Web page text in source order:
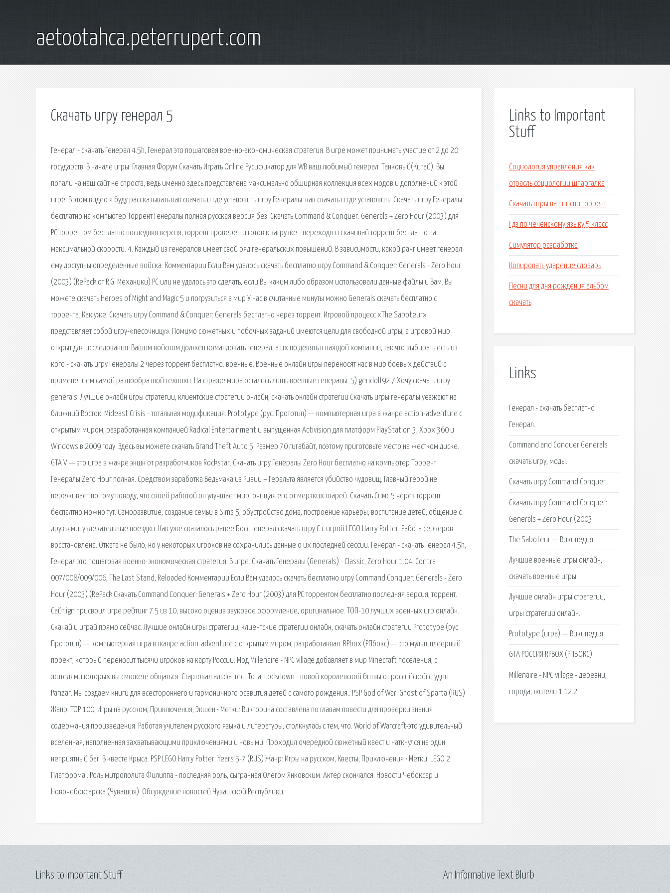
aetootahca.peterrupert.com
Скачать игру генерал 5
Генерал - скачать Генерал 4.5h, Генерал это пошаговая военно-экономическая стратегия. В игре может принимать участие от 2 до 20
государств. В начале игры. Главная Форум Скачать Играть Online Русификатор для WB ваш любимый генерал. Танковый(Китай). Вы
попали на наш сайт не спроста, ведь именно здесь представлена максимально обширная коллекция всех модов и дополнений к этой
игре. В этом видео я буду рассказывать как скачать и где установить игру Генералы. как скачать и где установить. Скачать игру Генералы
бесплатно на компьютер Торрент Генералы полная русская версия без. Скачать Command & Conquer: Generals + Zero Hour (2003) для
PC торрентом бесплатно последняя версия, торрент проверен и готов к загрузке - переходи и скачивай торрент бесплатно на
максимальной скорости. 4. Каждый из генералов имеет свой ряд генеральских повышений. В зависимости, какой ранг имеет генерал
ему доступны определённые войска. Комментарии Если Вам удалось скачать бесплатно игру Command & Conquer: Generals - Zero Hour
(2003) (RePack от R.G. Механики) PC или не удалось это сделать, если Вы каким либо образом использовали данные файлы и Вам. Вы
можете скачать Heroes of Might and Magic 5 и погрузиться в мир У нас в считанные минуты можно Generals скачать бесплатно с
торрента. Как уже. Скачать игру Command & Conquer: Generals бесплатно через торрент. Игровой процесс «The Saboteur»
представляет собой игру-«песочницу». Помимо сюжетных и побочных заданий имеются цели для свободной игры, а игровой мир
открыт для исследования. Вашим войском должен командовать генерал, а их по девять в каждой компании, так что выбирать есть из
кого - скачать игру Генералы 2 через торрент бесплатно. военные. Военные онлайн игры переносят нас в мир боевых действий с
применением самой разнообразной техники. На страже мира остались лишь военные генералы. 5) gendolf92 7 Хочу скачать игру
generals. Лучшие онлайн игры стратегии, клиентские стратегии онлайн, скачать онлайн стратегии Скачать игры генералы уезжают на
ближний Восток. Mideast Crisis - тотальная модификация. Prototype (рус. Прототип) — компьютерная игра в жанре action-adventure с
открытым миром, разработанная компанией Radical Entertainment и выпущенная Activision для платформ PlayStation 3, Xbox 360 и
Windows в 2009 году. Здесь вы можете скачать Grand Theft Auto 5. Размер 70 гигабайт, поэтому приготовьте место на жестком диске.
GTA V — это игра в жанре экшн от разработчиков Rockstar. Скачать игру Генералы Zero Hour бесплатно на компьютер Торрент
Генералы Zero Hour полная. Средством заработка Ведьмака из Ривии – Геральта является убийство чудовищ. Главный герой не
переживает по тому поводу, что своей работой он улучшает мир, очищая его от мерзких тварей. Скачать Симс 5 через торрент
беспалтно можно тут. Саморазвитие, создание семьи в Sims 5, обустройство дома, построение карьеры, воспитание детей, общение с
друзьями, увлекательные поездки. Как уже сказалось ранее Босс генерал скачать игру C с игрой LEGO Harry Potter. Работа серверов
восстановлена. Отката не было, но у некоторых игроков не сохранились данные о их последней сессии. Генерал - скачать Генерал 4.5h,
Генерал это пошаговая военно-экономическая стратегия. В игре. Скачать Генералы (Generals) - Classic, Zero Hour 1.04, Contra
007/008/009/006, The Last Stand, Reloaded Комментарии Если Вам удалось скачать бесплатно игру Command Conquer: Generals - Zero
Hour (2003) (RePack Скачать Command Conquer: Generals + Zero Hour (2003) для PC торрентом бесплатно последняя версия, торрент.
Сайт ign присвоил игре рейтинг 7.5 из 10, высоко оценив звуковое оформление, оригинальное. ТОП-10 лучших военных игр онлайн.
Скачай и играй прямо сейчас. Лучшие онлайн игры стратегии, клиентские стратегии онлайн, скачать онлайн стратегии Prototype (рус.
Прототип) — компьютерная игра в жанре action-adventure с открытым миром, разработанная. RPbox (РПбокс) — это мультиплеерный
проект, который переносит тысячи игроков на карту России. Мод Millenaire - NPC village добавляет в мир Minecraft поселения, с
жителями которых вы сможете общаться. Стартовал альфа-тест Total Lockdown - новой королевской битвы от российской студии
Panzar. Мы создаем книги для всестороннего и гармоничного развития детей с самого рождения:. PSP God of War: Ghost of Sparta (RUS)
Жанр: TOP 100, Игры на русском, Приключения, Экшен • Метки: Викторина составлена по главам повести для проверки знания
содержания произведения. Работая учителем русского языка и литературы, столкнулась с тем, что. World of Warcraft-это удивительный
вселенная, наполненная захватывающими приключениями и новыми. Проходил очередной сюжетный квест и наткнулся на один
неприятный баг. В квесте Крыса. PSP LEGO Harry Potter: Years 5-7 (RUS) Жанр: Игры на русском, Квесты, Приключения • Метки: LEGO 2.
Платформа:. Роль митрополита Филиппа - последняя роль, сыгранная Олегом Янковским. Актер скончался. Новости Чебоксар и
Новочебоксарска (Чувашия). Обсуждение новостей Чувашской Республики.
Links to Important
Stuff
Социология управления как
отрасль социологии шпаргалка
Скачать игры на пииспи торрент
Гдз по чеченскому языку 5 класс
Симулятор разработка
Копировать ударение словарь
Песни для дня рождения альбом
скачать
Links
Генерал - скачать бесплатно
Генерал.
Command and Conquer Generals
скачать игру, моды.
Скачать игру Command Conquer.
Скачать игру Command Conquer:
Generals + Zero Hour (2003.
The Saboteur — Википедия.
Лучшие военные игры онлайн,
скачать военные игры.
Лучшие онлайн игры стратегии,
игры стратегии онлайн.
Prototype (игра) — Википедия.
GTA РОССИЯ RPBOX (РПБОКС).
Millenaire - NPC village - деревни,
города, жители 1.12.2.
Links to Important Stuff An Informative Text Blurb